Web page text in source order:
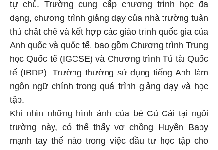
tự chủ. Trường cung cấp chương trình học đa
dạng, chương trình giảng dạy của nhà trường tuân
thủ chặt chẽ và kết hợp các giáo trình quốc gia của
Anh quốc và quốc tế, bao gồm Chương trình Trung
học Quốc tế (IGCSE) và Chương trình Tú tài Quốc
tế (IBDP). Trường thường sử dụng tiếng Anh làm
ngôn ngữ chính trong quá trình giảng dạy và học
tập.
Khi nhìn những hình ảnh của bé Củ Cải tại ngôi
trường này, có thể thấy vợ chồng Huyền Baby
mạnh tay thế nào trong việc đầu tư học tập cho